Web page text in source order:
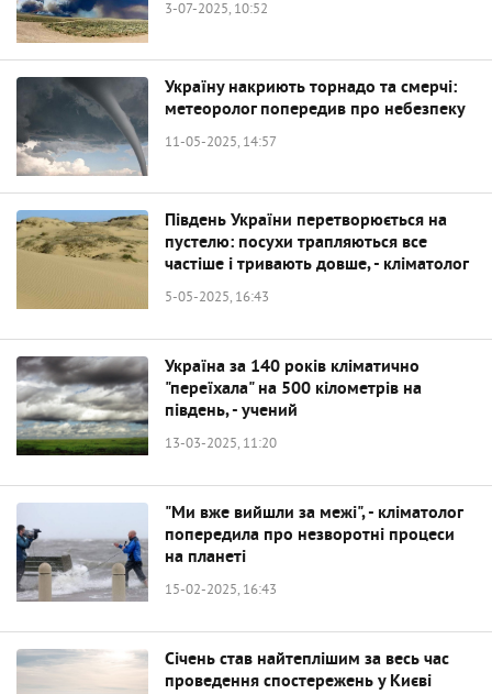
3-07-2025, 10:52
Україну накриють торнадо та смерчі:
метеоролог попередив про небезпеку
11-05-2025, 14:57
Південь України перетворюється на
пустелю: посухи трапляються все
частіше і тривають довше, - кліматолог
5-05-2025, 16:43
Україна за 140 років кліматично
"переїхала" на 500 кілометрів на
південь, - учений
13-03-2025, 11:20
"Ми вже вийшли за межі", - кліматолог
попередила про незворотні процеси
на планеті
15-02-2025, 16:43
Січень став найтеплішим за весь час
проведення спостережень у Києві